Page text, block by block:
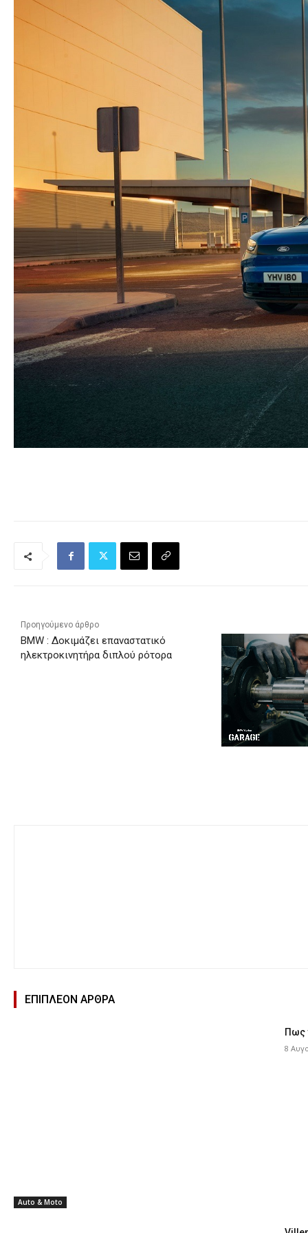
Προηγούμενο άρθρο
BMW : Δοκιμάζει επαναστατικό
ηλεκτροκινητήρα διπλού ρότορα
ΕΠΙΠΛΕΟΝ ΑΡΘΡΑ
Auto & Moto
Πως
8